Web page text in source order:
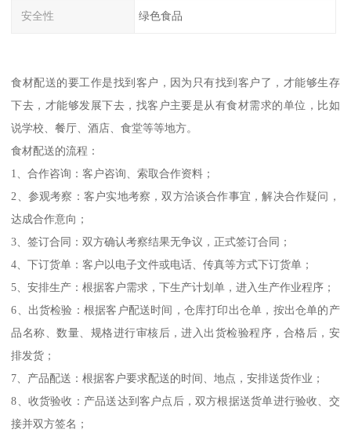
安全性 绿色食品
食材配送的要工作是找到客户，因为只有找到客户了，才能够生存
下去，才能够发展下去，找客户主要是从有食材需求的单位，比如
说学校、餐厅、酒店、食堂等等地方。
食材配送的流程：
1、合作咨询：客户咨询、索取合作资料；
2、参观考察：客户实地考察，双方洽谈合作事宜，解决合作疑问，
达成合作意向；
3、签订合同：双方确认考察结果无争议，正式签订合同；
4、下订货单：客户以电子文件或电话、传真等方式下订货单；
5、安排生产：根据客户需求，下生产计划单，进入生产作业程序；
6、出货检验：根据客户配送时间，仓库打印出仓单，按出仓单的产
品名称、数量、规格进行审核后，进入出货检验程序，合格后，安
排发货；
7、产品配送：根据客户要求配送的时间、地点，安排送货作业；
8、收货验收：产品送达到客户点后，双方根据送货单进行验收、交
接并双方签名；